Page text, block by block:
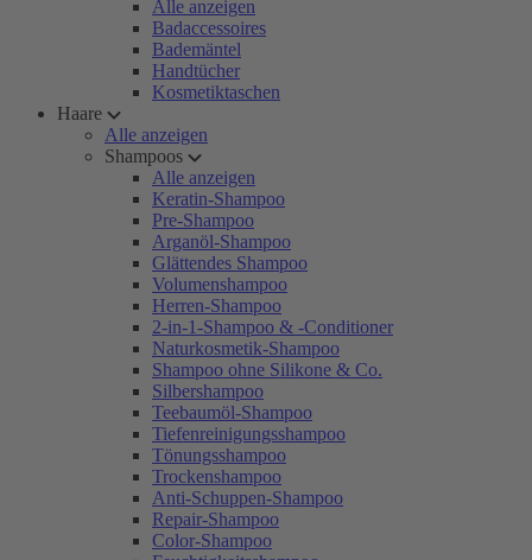
Alle anzeigen
Badaccessoires
Bademäntel
Handtücher
Kosmetiktaschen
Haare
Alle anzeigen
Shampoos
Alle anzeigen
Keratin-Shampoo
Pre-Shampoo
Arganöl-Shampoo
Glättendes Shampoo
Volumenshampoo
Herren-Shampoo
2-in-1-Shampoo & -Conditioner
Naturkosmetik-Shampoo
Shampoo ohne Silikone & Co.
Silbershampoo
Teebaumöl-Shampoo
Tiefenreinigungsshampoo
Tönungsshampoo
Trockenshampoo
Anti-Schuppen-Shampoo
Repair-Shampoo
Color-Shampoo